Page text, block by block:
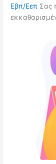
Εβπ/Εεπ Σας